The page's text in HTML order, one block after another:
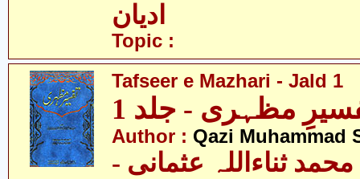
ادیان
Topic :
Tafseer e Mazhari - Jald 1
مظہری - جلد 1
Author : Qazi Muhammad
ثناءاللہ عثمانی